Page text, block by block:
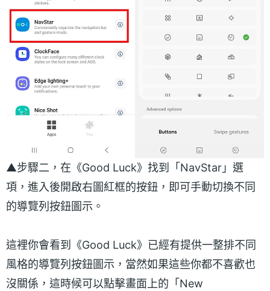
▲步驟二，在《Good Luck》找到「NavStar」選
項，進入後開啟右圖紅框的按鈕，即可手動切換不同
的導覽列按鈕圖示。
這裡你會看到《Good Luck》已經有提供一整排不同
風格的導覽列按鈕圖示，當然如果這些你都不喜歡也
沒關係，這時候可以點擊畫面上的「New